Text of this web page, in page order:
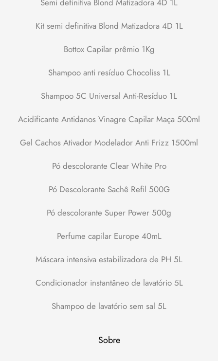
Kit semi definitiva Blond Matizadora 4D 1L
Bottox Capilar prêmio 1Kg
Shampoo anti resíduo Chocoliss 1L
Shampoo 5C Universal Anti-Resíduo 1L
Acidificante Antidanos Vinagre Capilar Maça 500ml
Gel Cachos Ativador Modelador Anti Frizz 1500ml
Pó descolorante Clear White Pro
Pó Descolorante Sachê Refil 500G
Pó descolorante Super Power 500g
Perfume capilar Europe 40mL
Máscara intensiva estabilizadora de PH 5L
Condicionador instantâneo de lavatório 5L
Shampoo de lavatório sem sal 5L
Sobre